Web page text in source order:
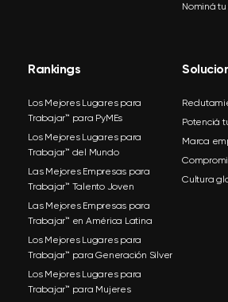
Nominá
Rankings
Los Mejores Lugares para
Trabajar™ para PyMEs
Los Mejores Lugares para
Trabajar™ del Mundo
Las Mejores Empresas para
Trabajar™ Talento Joven
Las Mejores Empresas para
Trabajar™ en América Latina
Los Mejores Lugares para
Trabajar™ para Generación Silver
Los Mejores Lugares para
Trabajar™ para Mujeres
Potenciá
Marca
Cultura